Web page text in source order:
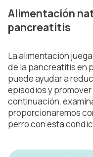
Alimentación
pancreatitis
La alimentación
de la pancreatitis en
puede ayudar a
episodios y
continuación,
proporcionaremos
perro con esta